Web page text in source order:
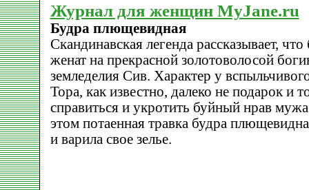
Журнал для женщин MyJane.ru
Будра плющевидная
Скандинавская легенда рассказывает,
женат на прекрасной золотоволосой
земледелия Сив. Характер у
Тора, как известно, далеко не подарок и
справиться и укротить буйный нрав
этом потаенная травка будра
и варила свое зелье.